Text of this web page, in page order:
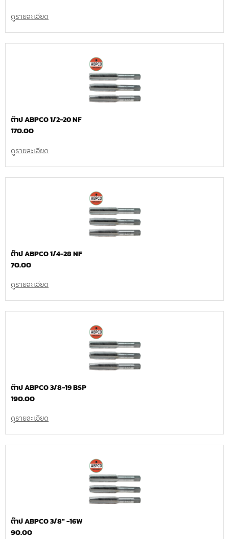
ดูรายละเอียด
ต๊าป ABPCO 1/2-20 NF
170.00
ดูรายละเอียด
ต๊าป ABPCO 1/4-28 NF
70.00
ดูรายละเอียด
ต๊าป ABPCO 3/8-19 BSP
190.00
ดูรายละเอียด
ต๊าป ABPCO 3/8″ -16W
90.00